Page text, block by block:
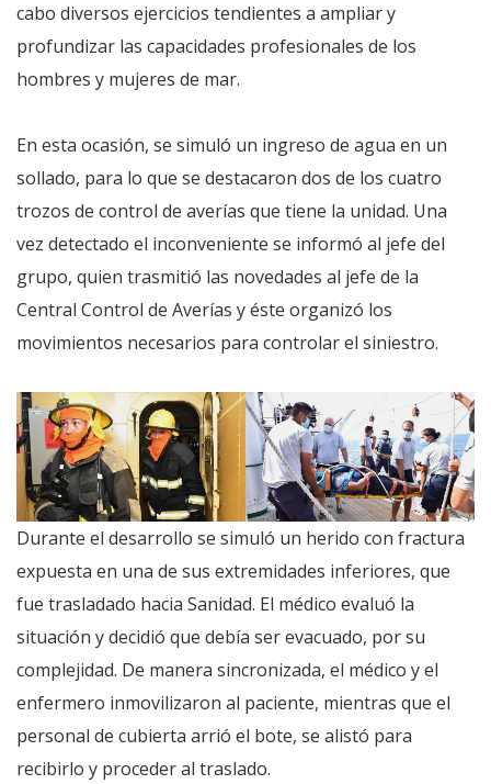
cabo diversos ejercicios tendientes a ampliar y
profundizar las capacidades profesionales de los
hombres y mujeres de mar.
En esta ocasión, se simuló un ingreso de agua en un
sollado, para lo que se destacaron dos de los cuatro
trozos de control de averías que tiene la unidad. Una
vez detectado el inconveniente se informó al jefe del
grupo, quien trasmitió las novedades al jefe de la
Central Control de Averías y éste organizó los
movimientos necesarios para controlar el siniestro.
Durante el desarrollo se simuló un herido con fractura
expuesta en una de sus extremidades inferiores, que
fue trasladado hacia Sanidad. El médico evaluó la
situación y decidió que debía ser evacuado, por su
complejidad. De manera sincronizada, el médico y el
enfermero inmovilizaron al paciente, mientras que el
personal de cubierta arrió el bote, se alistó para
recibirlo y proceder al traslado.